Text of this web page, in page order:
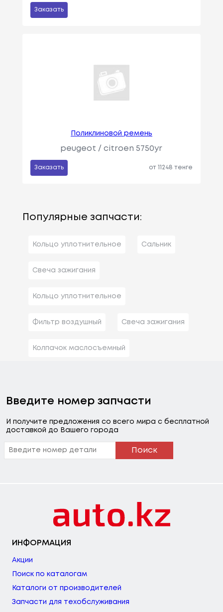
Заказать
Поликлиновой ремень
peugeot / citroen 5750yr
Заказать от 11248 тенге
Популярные запчасти:
Кольцо уплотнительное Сальник
Свеча зажигания
Кольцо уплотнительное
Фильтр воздушный Свеча зажигания
Колпачок маслосъемный
Введите номер запчасти
И получите предложения со всего мира с бесплатной
доставкой до Вашего города
Поиск
ИНФОРМАЦИЯ
Акции
Поиск по каталогам
Каталоги от производителей
Запчасти для техобслуживания